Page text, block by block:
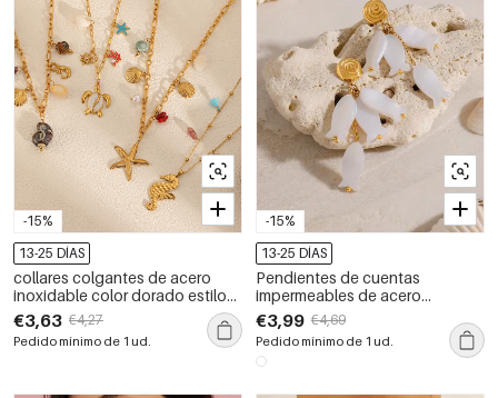
-15%
13-25 DÍAS
collares colgantes de acero
inoxidable color dorado estilo
oceánico
€3,63 €4,27
Pedido mínimo de 1 ud.
-15%
13-25 DÍAS
Pendientes de cuentas
impermeables de acero
inoxidable con forma de pez
para vacaciones
€3,99 €4,69
Pedido mínimo de 1 ud.